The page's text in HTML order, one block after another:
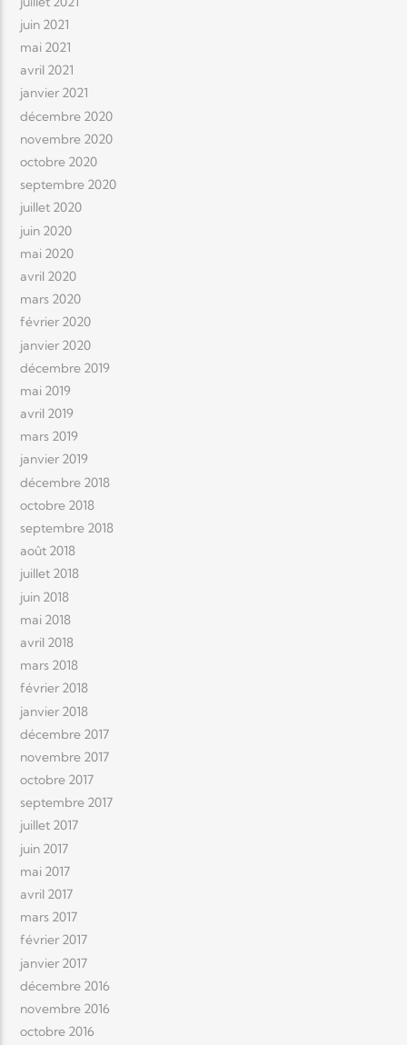
juin 2021
mai 2021
avril 2021
janvier 2021
décembre 2020
novembre 2020
octobre 2020
septembre 2020
juillet 2020
juin 2020
mai 2020
avril 2020
mars 2020
février 2020
janvier 2020
décembre 2019
mai 2019
avril 2019
mars 2019
janvier 2019
décembre 2018
octobre 2018
septembre 2018
août 2018
juillet 2018
juin 2018
mai 2018
avril 2018
mars 2018
février 2018
janvier 2018
décembre 2017
novembre 2017
octobre 2017
septembre 2017
juillet 2017
juin 2017
mai 2017
avril 2017
mars 2017
février 2017
janvier 2017
décembre 2016
novembre 2016
octobre 2016